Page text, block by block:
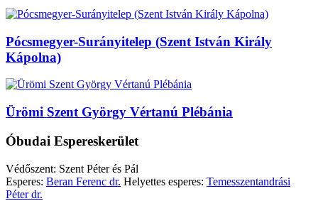
Pócsmegyer-Surányitelep (Szent István Király
Kápolna)
Ürömi Szent György Vértanú Plébánia
Óbudai Espereskerület
Védőszent: Szent Péter és Pál
Esperes: Beran Ferenc dr. Helyettes esperes: Temesszentandrási
Péter dr.